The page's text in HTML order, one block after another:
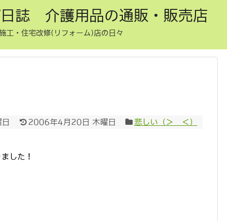
日誌 介護用品の通販・販売店
工・住宅改修(リフォーム)店の日々
2006年4月20日 木曜日 悲しい（＞＿＜）
した！